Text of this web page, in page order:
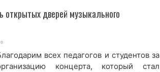
дверей музыкального
всех педагогов и студентов за
концерта, который стал